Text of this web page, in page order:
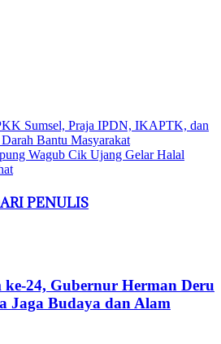
Sumsel, Praja IPDN, IKAPTK, dan
Bantu Masyarakat
Wagub Cik Ujang Gelar Halal
PENULIS
24, Gubernur Herman Deru
Jaga Budaya dan Alam